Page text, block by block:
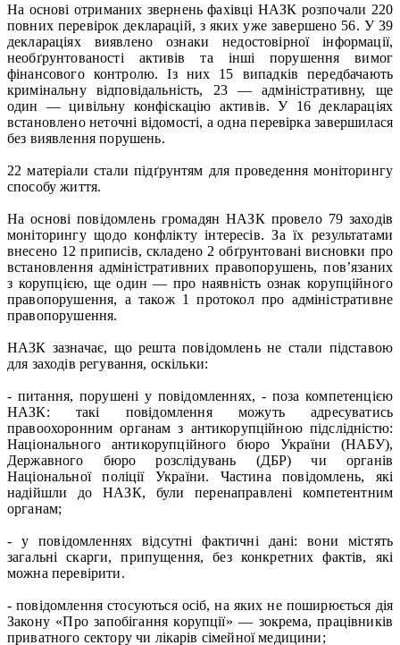
На основі отриманих звернень фахівці НАЗК розпочали 220
повних перевірок декларацій, з яких уже завершено 56. У 39
деклараціях виявлено ознаки недостовірної інформації,
необґрунтованості активів та інші порушення вимог
фінансового контролю. Із них 15 випадків передбачають
кримінальну відповідальність, 23 — адміністративну, ще
один — цивільну конфіскацію активів. У 16 деклараціях
встановлено неточні відомості, а одна перевірка завершилася
без виявлення порушень.
22 матеріали стали підґрунтям для проведення моніторингу
способу життя.
На основі повідомлень громадян НАЗК провело 79 заходів
моніторингу щодо конфлікту інтересів. За їх результатами
внесено 12 приписів, складено 2 обґрунтовані висновки про
встановлення адміністративних правопорушень, пов’язаних
з корупцією, ще один — про наявність ознак корупційного
правопорушення, а також 1 протокол про адміністративне
правопорушення.
НАЗК зазначає, що решта повідомлень не стали підставою
для заходів регування, оскільки:
- питання, порушені у повідомленнях, - поза компетенцією
НАЗК: такі повідомлення можуть адресуватись
правоохоронним органам з антикорупційною підслідністю:
Національного антикорупційного бюро України (НАБУ),
Державного бюро розслідувань (ДБР) чи органів
Національної поліції України. Частина повідомлень, які
надійшли до НАЗК, були перенаправлені компетентним
органам;
- у повідомленнях відсутні фактичні дані: вони містять
загальні скарги, припущення, без конкретних фактів, які
можна перевірити.
- повідомлення стосуються осіб, на яких не поширюється дія
Закону «Про запобігання корупції» — зокрема, працівників
приватного сектору чи лікарів сімейної медицини;